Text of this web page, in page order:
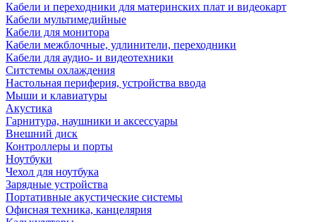
Кабели и переходники для материнских плат и видеокарт
Кабели мультимедийные
Кабели для монитора
Кабели межблочные, удлинители, переходники
Кабели для аудио- и видеотехники
Ситстемы охлаждения
Настольная периферия, устройства ввода
Мыши и клавиатуры
Акустика
Гарнитура, наушники и аксессуары
Внешний диск
Контроллеры и порты
Ноутбуки
Чехол для ноутбука
Зарядные устройства
Портативные акустические системы
Офисная техника, канцелярия